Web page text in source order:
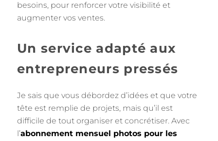
besoins, pour renforcer votre visibilité et
augmenter vos ventes.
Un service adapté aux
entrepreneurs pressés
Je sais que vous débordez d’idées et que votre
tête est remplie de projets, mais qu’il est
difficile de tout organiser et concrétiser. Avec
l’abonnement mensuel photos pour les